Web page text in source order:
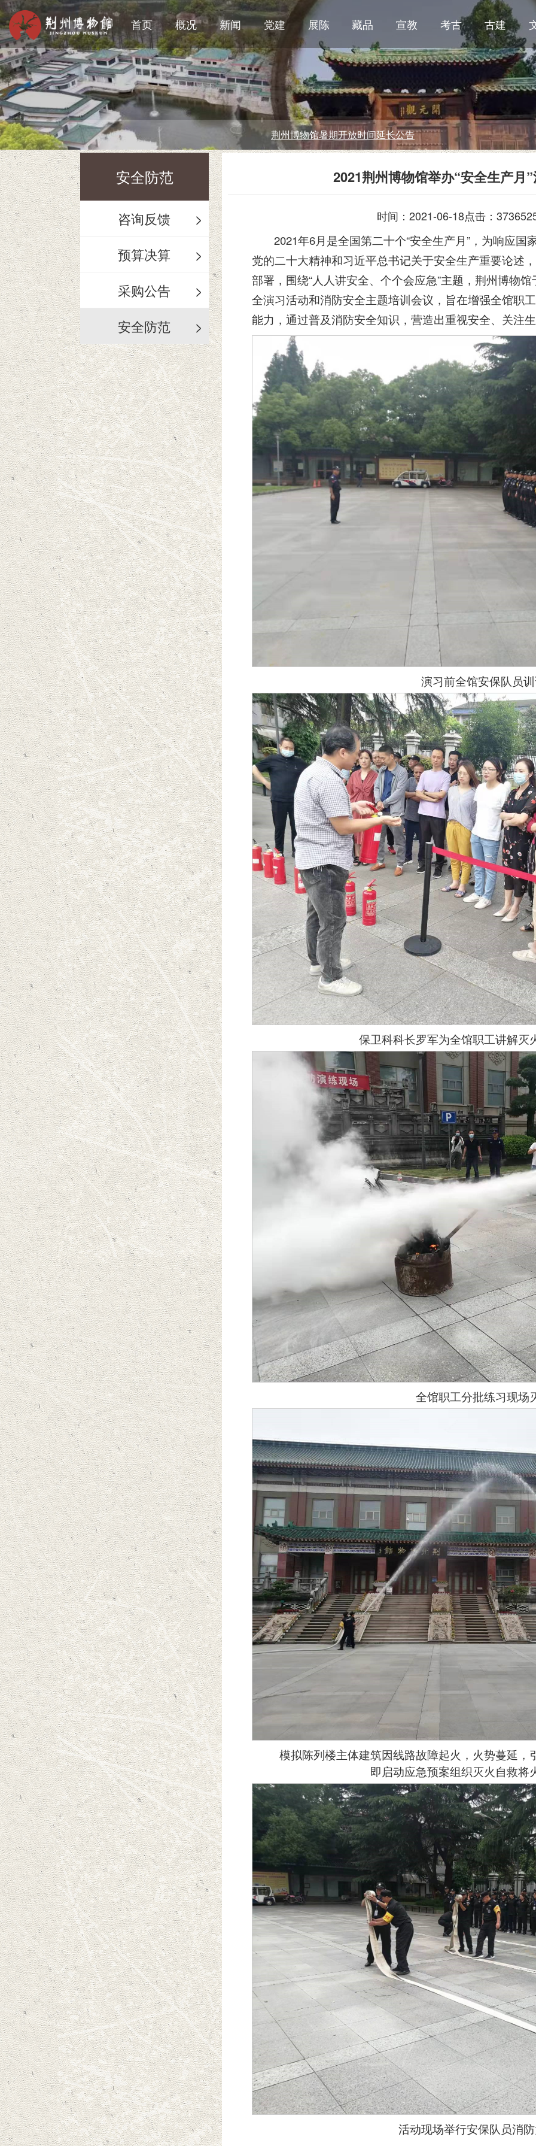
首页 概况 新闻 党建 展陈 藏品 宣教 考古 古建
荆州博物馆暑期开放时间延长公告
安全防范
咨询反馈
>
预算决算
>
采购公告
>
安全防范
>
2021荆州博物馆举办“安全生产月
时间：2021-06-18点击：
2021年6月是全国第二十个“安全生产月”，为响应
党的二十大精神和习近平总书记关于安全生产重要论述
部署，围绕“人人讲安全、个个会应急”主题，荆州博物
全演习活动和消防安全主题培训会议，旨在增强全馆职
能力，通过普及消防安全知识，营造出重视安全、关注
演习前全馆安保队员
保卫科科长罗军为全馆职工讲解灭
全馆职工分批练习现场
模拟陈列楼主体建筑因线路故障起火，火势蔓延，
即启动应急预案组织灭火自救将
活动现场举行安保队员消